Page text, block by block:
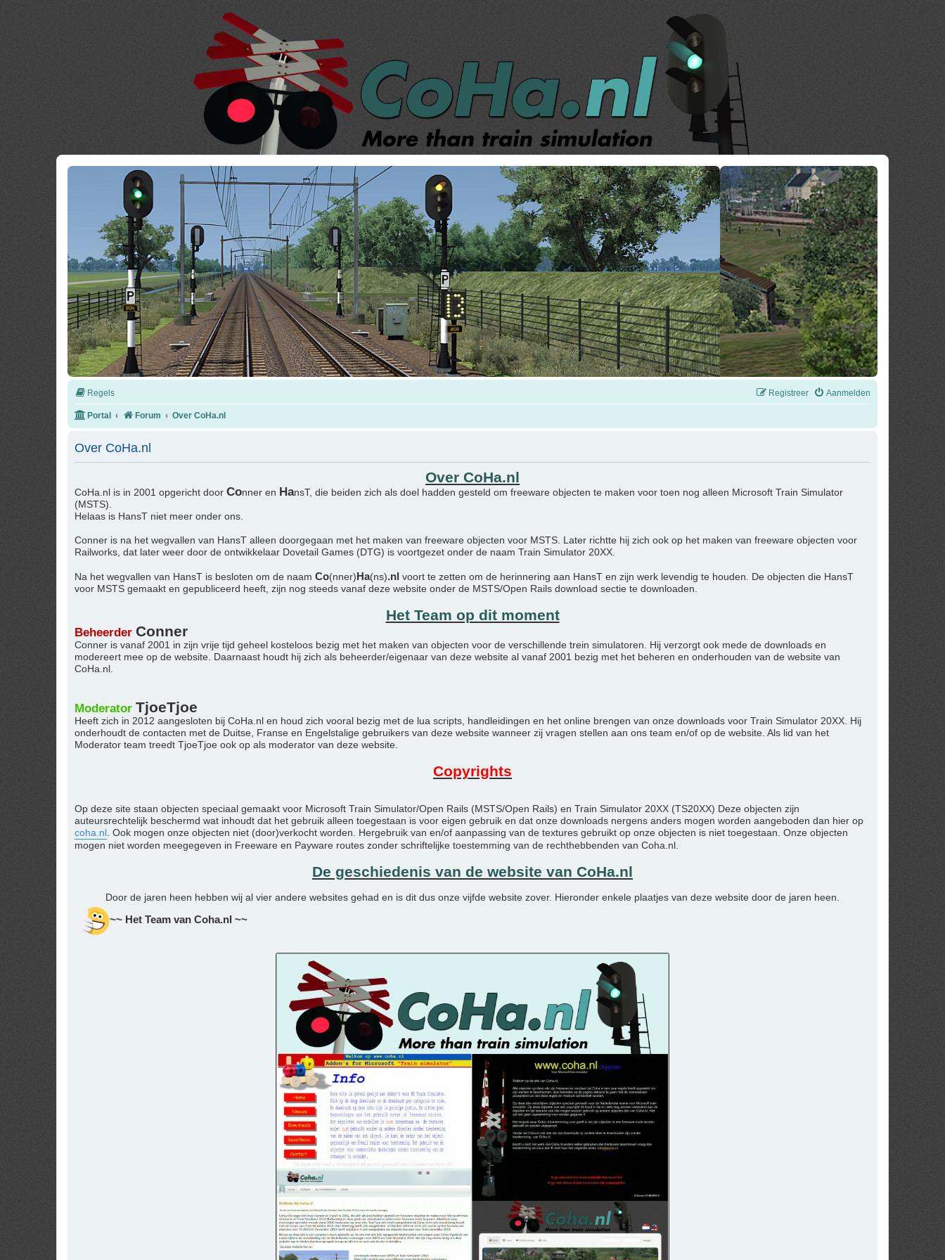
Regels Aanmelden
Registreer
Portal Forum Over CoHa.nl
Over CoHa.nl
Over CoHa.nl
CoHa.nl is in 2001 opgericht door Conner en HansT, die beiden zich als doel hadden gesteld om freeware objecten te maken voor toen nog alleen Microsoft Train Simulator
(MSTS).
Helaas is HansT niet meer onder ons.
Conner is na het wegvallen van HansT alleen doorgegaan met het maken van freeware objecten voor MSTS. Later richtte hij zich ook op het maken van freeware objecten voor
Railworks, dat later weer door de ontwikkelaar Dovetail Games (DTG) is voortgezet onder de naam Train Simulator 20XX.
Na het wegvallen van HansT is besloten om de naam Co(nner)Ha(ns).nl voort te zetten om de herinnering aan HansT en zijn werk levendig te houden. De objecten die HansT
voor MSTS gemaakt en gepubliceerd heeft, zijn nog steeds vanaf deze website onder de MSTS/Open Rails download sectie te downloaden.
Het Team op dit moment
Beheerder Conner
Conner is vanaf 2001 in zijn vrije tijd geheel kosteloos bezig met het maken van objecten voor de verschillende trein simulatoren. Hij verzorgt ook mede de downloads en
modereert mee op de website. Daarnaast houdt hij zich als beheerder/eigenaar van deze website al vanaf 2001 bezig met het beheren en onderhouden van de website van
CoHa.nl.
Moderator TjoeTjoe
Heeft zich in 2012 aangesloten bij CoHa.nl en houd zich vooral bezig met de lua scripts, handleidingen en het online brengen van onze downloads voor Train Simulator 20XX. Hij
onderhoudt de contacten met de Duitse, Franse en Engelstalige gebruikers van deze website wanneer zij vragen stellen aan ons team en/of op de website. Als lid van het
Moderator team treedt TjoeTjoe ook op als moderator van deze website.
Copyrights
Op deze site staan objecten speciaal gemaakt voor Microsoft Train Simulator/Open Rails (MSTS/Open Rails) en Train Simulator 20XX (TS20XX) Deze objecten zijn
auteursrechtelijk beschermd wat inhoudt dat het gebruik alleen toegestaan is voor eigen gebruik en dat onze downloads nergens anders mogen worden aangeboden dan hier op
coha.nl
. Ook mogen onze objecten niet (door)verkocht worden. Hergebruik van en/of aanpassing van de textures gebruikt op onze objecten is niet toegestaan. Onze objecten
mogen niet worden meegegeven in Freeware en Payware routes zonder schriftelijke toestemming van de rechthebbenden van Coha.nl.
De geschiedenis van de website van CoHa.nl
Door de jaren heen hebben wij al vier andere websites gehad en is dit dus onze vijfde website zover. Hieronder enkele plaatjes van deze website door de jaren heen.
~~ Het Team van Coha.nl ~~